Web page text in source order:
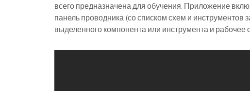
всего предназначена для обучения. Приложение
панель проводника (со списком схем и инструментов
выделенного компонента или инструмента и рабочее